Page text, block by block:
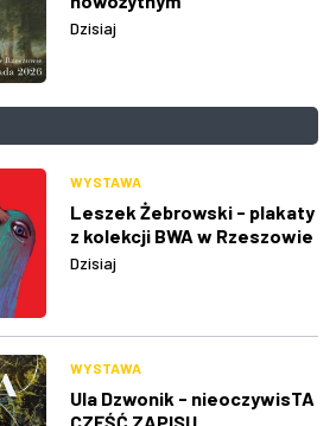
Dzisiaj
WYSTAWA
Leszek Żebrowski - plakaty
z kolekcji BWA w Rzeszowie
Dzisiaj
WYSTAWA
Ula Dzwonik - nieoczywisTA